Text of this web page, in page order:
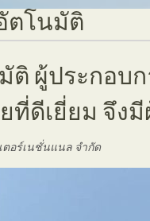
ตโนมัติ
ติ ผู้ประกอบ
ที่ดีเยี่ยม จึง
ตอร์เนชั่นแนล จำกัด